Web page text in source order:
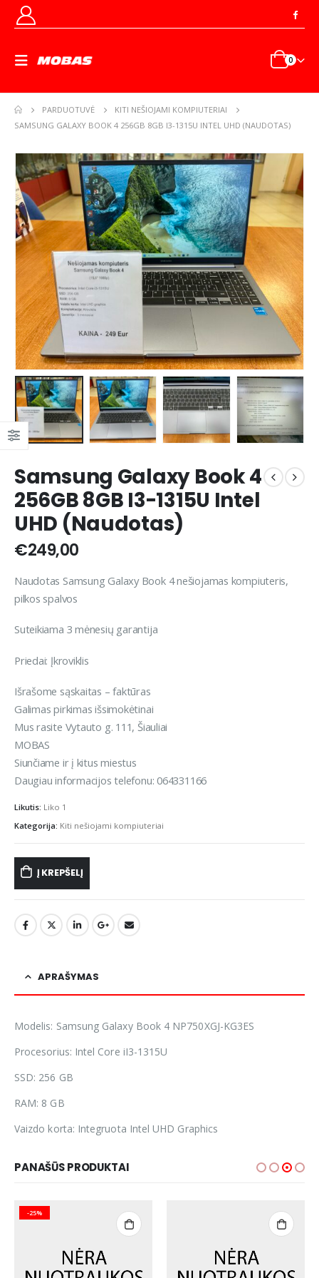
0
PARDUOTUVĖ
KITI NEŠIOJAMI KOMPIUTERIAI
SAMSUNG GALAXY BOOK 4 256GB 8GB I3-1315U INTEL UHD (NAUDOTAS)
Samsung Galaxy Book 4
256GB 8GB I3-1315U Intel
UHD (Naudotas)
€249,00
Naudotas Samsung Galaxy Book 4 nešiojamas kompiuteris,
pilkos spalvos
Suteikiama 3 mėnesių garantija
Priedai: Įkroviklis
Išrašome sąskaitas – faktūras
Galimas pirkimas išsimokėtinai
Mus rasite Vytauto g. 111, Šiauliai
MOBAS
Siunčiame ir į kitus miestus
Daugiau informacijos telefonu: 064331166
Likutis: Liko 1
Kategorija: Kiti nešiojami kompiuteriai
Į KREPŠELĮ
APRAŠYMAS
Modelis: Samsung Galaxy Book 4 NP750XGJ-KG3ES
Procesorius: Intel Core iI3-1315U
SSD: 256 GB
RAM: 8 GB
Vaizdo korta: Integruota Intel UHD Graphics
PANAŠŪS PRODUKTAI
-25%